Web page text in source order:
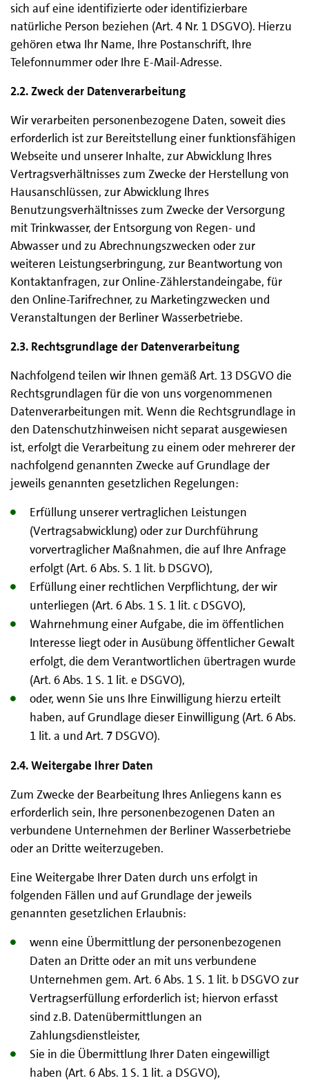
sich auf eine identifizierte oder identifizierbare
natürliche Person beziehen (Art. 4 Nr. 1 DSGVO). Hierzu
gehören etwa Ihr Name, Ihre Postanschrift, Ihre
Telefonnummer oder Ihre E-Mail-Adresse.
2.2. Zweck der Datenverarbeitung
Wir verarbeiten personenbezogene Daten, soweit dies
erforderlich ist zur Bereitstellung einer funktionsfähigen
Webseite und unserer Inhalte, zur Abwicklung Ihres
Vertragsverhältnisses zum Zwecke der Herstellung von
Hausanschlüssen, zur Abwicklung Ihres
Benutzungsverhältnisses zum Zwecke der Versorgung
mit Trinkwasser, der Entsorgung von Regen- und
Abwasser und zu Abrechnungszwecken oder zur
weiteren Leistungserbringung, zur Beantwortung von
Kontaktanfragen, zur Online-Zählerstandeingabe, für
den Online-Tarifrechner, zu Marketingzwecken und
Veranstaltungen der Berliner Wasserbetriebe.
2.3. Rechtsgrundlage der Datenverarbeitung
Nachfolgend teilen wir Ihnen gemäß Art. 13 DSGVO die
Rechtsgrundlagen für die von uns vorgenommenen
Datenverarbeitungen mit. Wenn die Rechtsgrundlage in
den Datenschutzhinweisen nicht separat ausgewiesen
ist, erfolgt die Verarbeitung zu einem oder mehrerer der
nachfolgend genannten Zwecke auf Grundlage der
jeweils genannten gesetzlichen Regelungen:
Erfüllung unserer vertraglichen Leistungen
(Vertragsabwicklung) oder zur Durchführung
vorvertraglicher Maßnahmen, die auf Ihre Anfrage
erfolgt (Art. 6 Abs. S. 1 lit. b DSGVO),
Erfüllung einer rechtlichen Verpflichtung, der wir
unterliegen (Art. 6 Abs. 1 S. 1 lit. c DSGVO),
Wahrnehmung einer Aufgabe, die im öffentlichen
Interesse liegt oder in Ausübung öffentlicher Gewalt
erfolgt, die dem Verantwortlichen übertragen wurde
(Art. 6 Abs. 1 S. 1 lit. e DSGVO),
oder, wenn Sie uns Ihre Einwilligung hierzu erteilt
haben, auf Grundlage dieser Einwilligung (Art. 6 Abs.
1 lit. a und Art. 7 DSGVO).
2.4. Weitergabe Ihrer Daten
Zum Zwecke der Bearbeitung Ihres Anliegens kann es
erforderlich sein, Ihre personenbezogenen Daten an
verbundene Unternehmen der Berliner Wasserbetriebe
oder an Dritte weiterzugeben.
Eine Weitergabe Ihrer Daten durch uns erfolgt in
folgenden Fällen und auf Grundlage der jeweils
genannten gesetzlichen Erlaubnis:
wenn eine Übermittlung der personenbezogenen
Daten an Dritte oder an mit uns verbundene
Unternehmen gem. Art. 6 Abs. 1 S. 1 lit. b DSGVO zur
Vertragserfüllung erforderlich ist; hiervon erfasst
sind z.B. Datenübermittlungen an
Zahlungsdienstleister,
Sie in die Übermittlung Ihrer Daten eingewilligt
haben (Art. 6 Abs. 1 S. 1 lit. a DSGVO),